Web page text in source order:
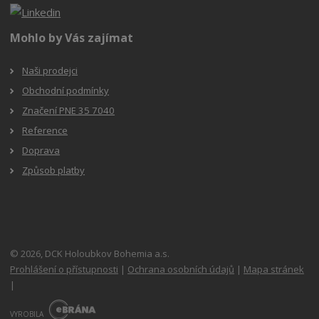
Mohlo by Vás zajímat
Naši prodejci
Obchodní podmínky
Značení PNE 35 7040
Reference
Doprava
Způsob platby
© 2026, DCK Holoubkov Bohemia a.s.
Prohlášení o přístupnosti | Ochrana osobních údajů | Mapa stránek
|
VYROBILA